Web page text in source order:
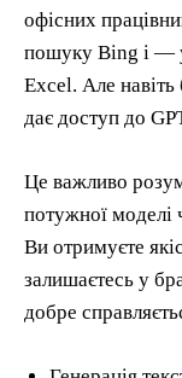
офісних
пошуку Bing і —
Excel. Але навіть
дає доступ до
Це важливо
потужної моделі
Ви отримуєте
залишаєтесь у
добре